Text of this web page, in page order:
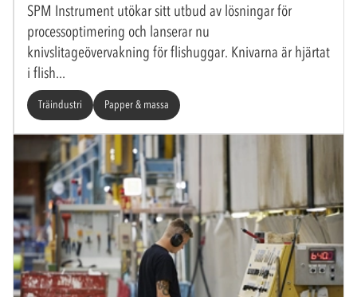
SPM Instrument utökar sitt utbud av lösningar för
processoptimering och lanserar nu
knivslitageövervakning för flishuggar. Knivarna är hjärtat
i flish
Träindustri Papper & massa